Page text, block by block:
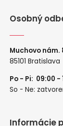
Osobný
Muchovo nám.
85101 Bratislava
Po - Pi: 09:00 -
So - Ne:
Informácie